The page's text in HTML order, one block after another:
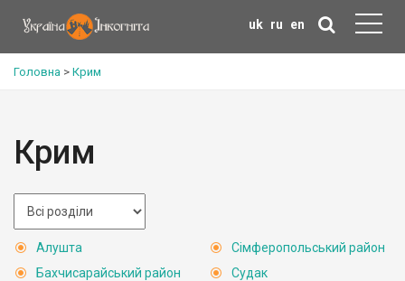
uk ru en
Головна > Крим
Крим
Алушта
Бахчисарайський район
Сімферопольський район
Судак